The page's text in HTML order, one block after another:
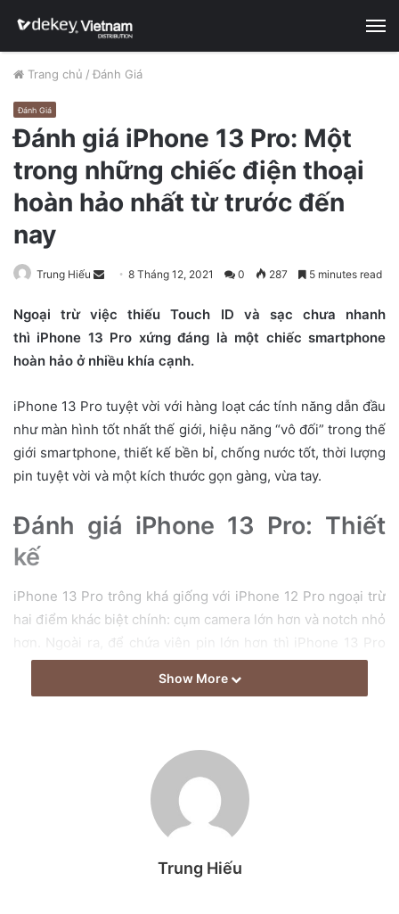
Trang chủ / Đánh Giá
Đánh Giá
Đánh giá iPhone 13 Pro: Một
trong những chiếc điện thoại
hoàn hảo nhất từ trước đến
nay
Trung Hiếu
n
a
e
m
i
8 Tháng 12, 2021 0 287 5 minutes read
Ngoại trừ việc thiếu Touch ID và sạc chưa nhanh
thì iPhone 13 Pro xứng đáng là một chiếc smartphone
hoàn hảo ở nhiều khía cạnh.
iPhone 13 Pro tuyệt vời với hàng loạt các tính năng dẫn đầu
như màn hình tốt nhất thế giới, hiệu năng “vô đối” trong thế
giới smartphone, thiết kế bền bỉ, chống nước tốt, thời lượng
pin tuyệt vời và một kích thước gọn gàng, vừa tay.
Đánh giá iPhone 13 Pro: Thiết
kế
iPhone 13 Pro trông khá giống với iPhone 12 Pro ngoại trừ
hai điểm khác biệt chính: cụm camera lớn hơn và notch nhỏ
hơn. Ngoài ra, để chứa viên pin lớn hơn thì iPhone 13 Pro
cũng dày hơn và nặng hơn một chút so với iPhone 12 Pro.
Show More
Trung Hiếu